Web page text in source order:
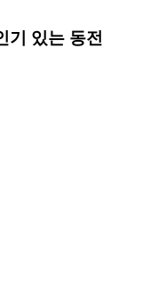
기 있는 동전